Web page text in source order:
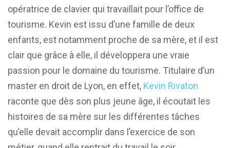
opératrice de clavier qui travaillait pour l’office de
tourisme. Kevin est issu d’une famille de deux
enfants, est notamment proche de sa mère, et il est
clair que grâce à elle, il développera une vraie
passion pour le domaine du tourisme. Titulaire d’un
master en droit de Lyon, en effet, Kevin Rivaton
raconte que dès son plus jeune âge, il écoutait les
histoires de sa mère sur les différentes tâches
qu’elle devait accomplir dans l’exercice de son